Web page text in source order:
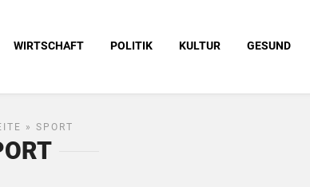
WIRTSCHAFT POLITIK KULTUR GESUND
» SPORT